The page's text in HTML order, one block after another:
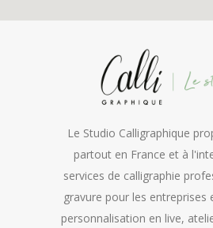
Le Studio Calligraphique
partout en France et à
services de calligraphie
gravure pour les entreprises
personnalisation en live,